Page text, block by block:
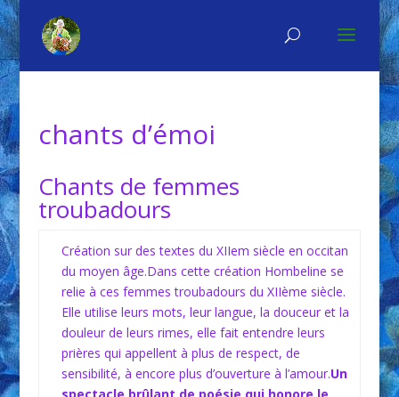
chants d’émoi
Chants de femmes
troubadours
Création sur des textes du XIIem siècle en occitan
du moyen âge.Dans cette création Hombeline se
relie à ces femmes troubadours du XIIème siècle.
Elle utilise leurs mots, leur langue, la douceur et la
douleur de leurs rimes, elle fait entendre leurs
prières qui appellent à plus de respect, de
sensibilité, à encore plus d’ouverture à l’amour.Un